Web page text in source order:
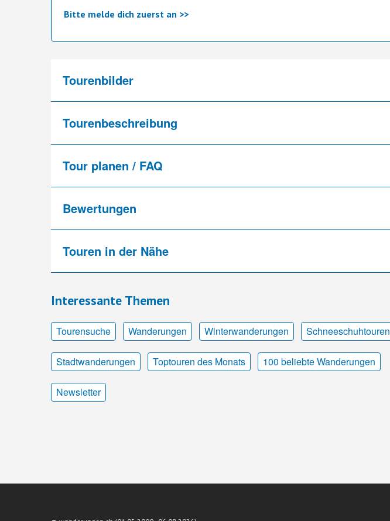
Bitte melde dich zuerst an >>
Tourenbilder
Tourenbeschreibung
Tour planen / FAQ
Bewertungen
Touren in der Nähe
Interessante Themen
Tourensuche Wanderungen Winterwanderungen Schneeschuhtouren
Stadtwanderungen Toptouren des Monats 100 beliebte Wanderungen
Newsletter